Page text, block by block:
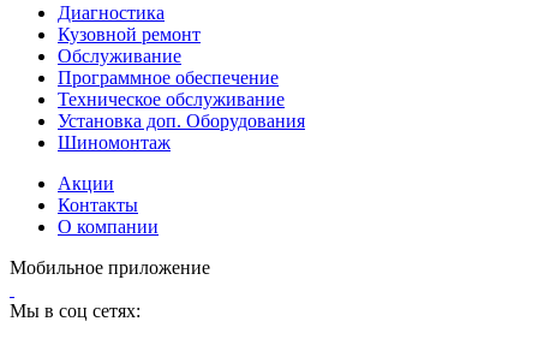
Диагностика
Кузовной ремонт
Обслуживание
Программное обеспечение
Техническое обслуживание
Установка доп. Оборудования
Шиномонтаж
Акции
Контакты
О компании
Мобильное приложение
Мы в соц сетях: